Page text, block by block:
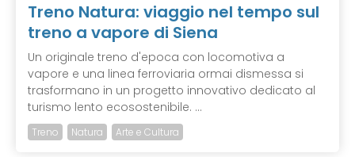
Treno Natura: viaggio nel tempo sul
treno a vapore di Siena
Un originale treno d'epoca con locomotiva a
vapore e una linea ferroviaria ormai dismessa si
trasformano in un progetto innovativo dedicato al
turismo lento ecosostenibile. ...
Treno Natura Arte e Cultura